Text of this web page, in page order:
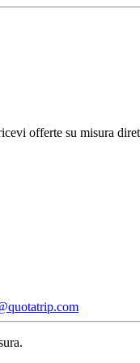
offerte su misura